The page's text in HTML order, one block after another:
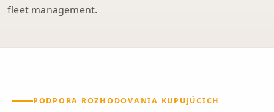
fleet management.
PODPORA ROZHODOVANIA KUPUJÚCICH